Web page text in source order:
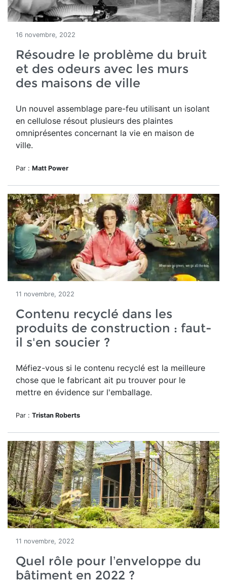
16 novembre, 2022
Résoudre le problème du bruit
et des odeurs avec les murs
des maisons de ville
Un nouvel assemblage pare-feu utilisant un isolant
en cellulose résout plusieurs des plaintes
omniprésentes concernant la vie en maison de
ville.
Par : Matt Power
11 novembre, 2022
Contenu recyclé dans les
produits de construction : faut-
il s'en soucier ?
Méfiez-vous si le contenu recyclé est la meilleure
chose que le fabricant ait pu trouver pour le
mettre en évidence sur l'emballage.
Par : Tristan Roberts
11 novembre, 2022
Quel rôle pour l’enveloppe du
bâtiment en 2022 ?